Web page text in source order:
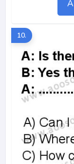
A
10.